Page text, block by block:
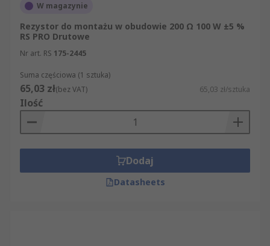
W magazynie
Rezystor do montażu w obudowie 200 Ω 100 W ±5 %
RS PRO Drutowe
Nr art. RS 175-2445
Suma częściowa (1 sztuka)
65,03 zł(bez VAT) 65,03 zł/sztuka
Ilość
Dodaj
Datasheets